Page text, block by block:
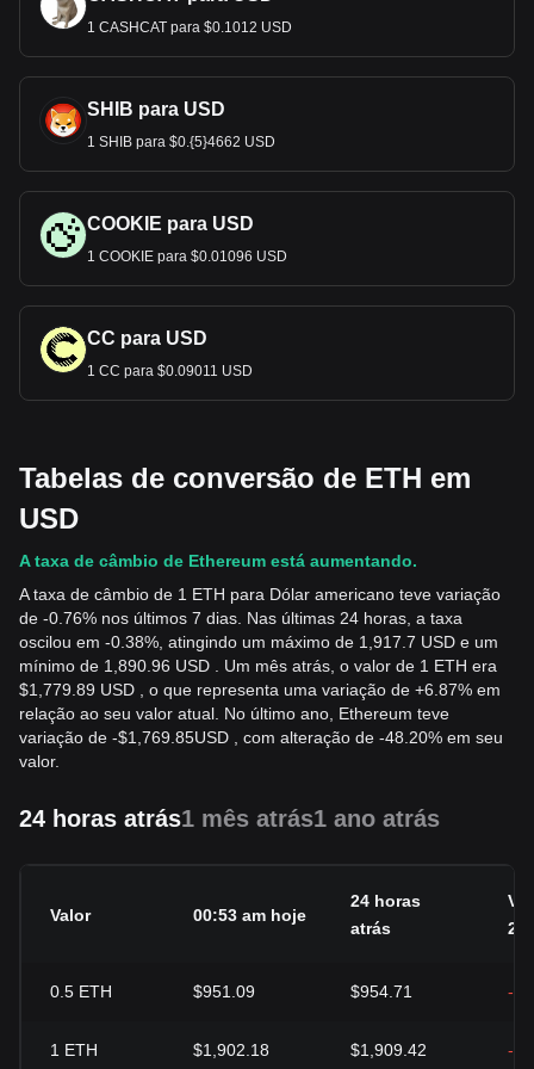
1 CASHCAT para $0.1012 USD
SHIB para USD
1 SHIB para $0.{5}4662 USD
COOKIE para USD
1 COOKIE para $0.01096 USD
CC para USD
1 CC para $0.09011 USD
Tabelas de conversão de ETH em
USD
A taxa de câmbio de Ethereum está aumentando.
A taxa de câmbio de 1 ETH para Dólar americano teve variação
de -0.76% nos últimos 7 dias. Nas últimas 24 horas, a taxa
oscilou em -0.38%, atingindo um máximo de 1,917.7 USD e um
mínimo de 1,890.96 USD . Um mês atrás, o valor de 1 ETH era
$1,779.89 USD , o que representa uma variação de +6.87% em
relação ao seu valor atual. No último ano, Ethereum teve
variação de -$1,769.85USD , com alteração de -48.20% em seu
valor.
24 horas atrás1 mês atrás1 ano atrás
Valor 00:53 am hoje
24 horas
atrás
0.5 ETH $951.09 $954.71 -
1 ETH $1,902.18 $1,909.42 -